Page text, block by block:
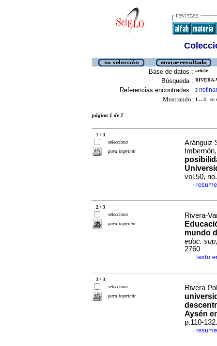
Base de datos : article
Búsqueda : RIVERA-
Referencias encontradas : 3 [refinar
Mostrando: 1 .. 3 en
página 1 de 1
1 / 3
selecciona
para imprimir
Aránguiz
vol.50,
·
2 / 3
selecciona
para imprimir
Rivera-
mundo
educ. sup
2760
· texto
3 / 3
selecciona
para imprimir
Rivera
Aysén
p.110-
·